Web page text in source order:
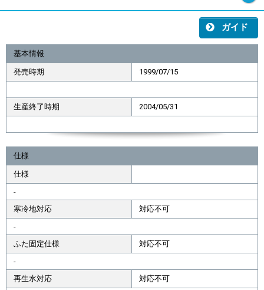
ガイド
基本情報
発売時期 1999/07/15
生産終了時期 2004/05/31
仕様
仕様
-
寒冷地対応
対応不可
-
ふた固定仕様
対応不可
-
再生水対応
対応不可